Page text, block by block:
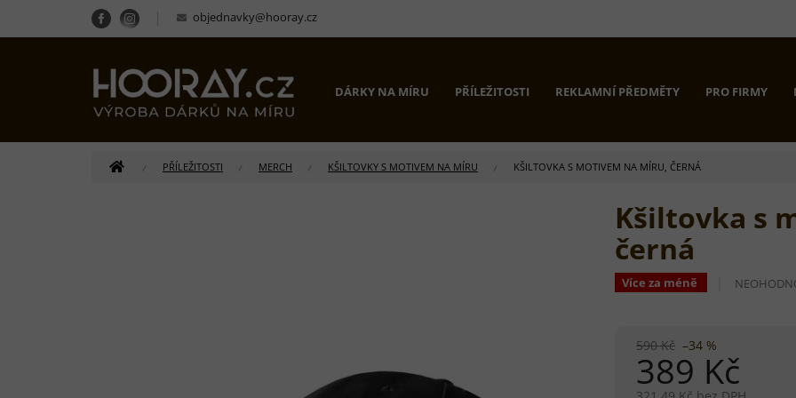
obsah
objednavky@hooray.cz
DÁRKY NA MÍRU PŘÍLEŽITOSTI REKLAMNÍ PŘEDMĚTY PRO FIRMY
DOMŮ PŘÍLEŽITOSTI MERCH KŠILTOVKY S MOTIVEM NA MÍRU KŠILTOVKA S MOTIVEM NA MÍRU, ČERNÁ
Kšiltovka s
černá
Více za méně
PRŮMĚRNÉ
Z
5
HVĚZDIČEK.
590 Kč –34 %
389 Kč